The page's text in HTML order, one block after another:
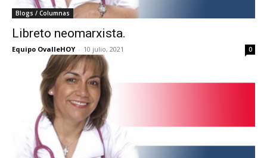
Blogs / Columnas
Libreto neomarxista.
Equipo OvalleHOY - 10 julio, 2021 0